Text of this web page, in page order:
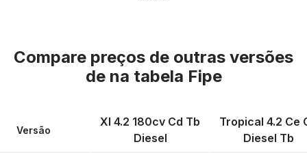
Compare preços de outras versões
de na tabela Fipe
Versão
Xl 4.2 180cv Cd Tb
Diesel
Tropical 4.2 Ce
Diesel Tb